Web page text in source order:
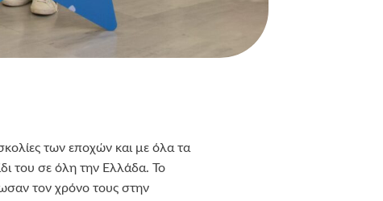
των εποχών και με όλα τα
του σε όλη την Ελλάδα. Το
τον χρόνο τους στην